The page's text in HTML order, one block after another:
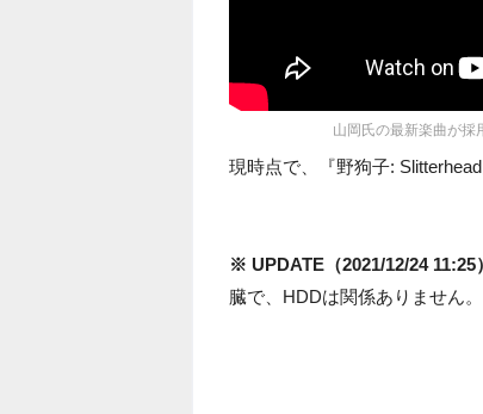
山岡氏の最新楽曲が採
現時点で、『野狗子:
※ UPDATE（2021/12/24 11:25
臓で、HDDは関係ありません